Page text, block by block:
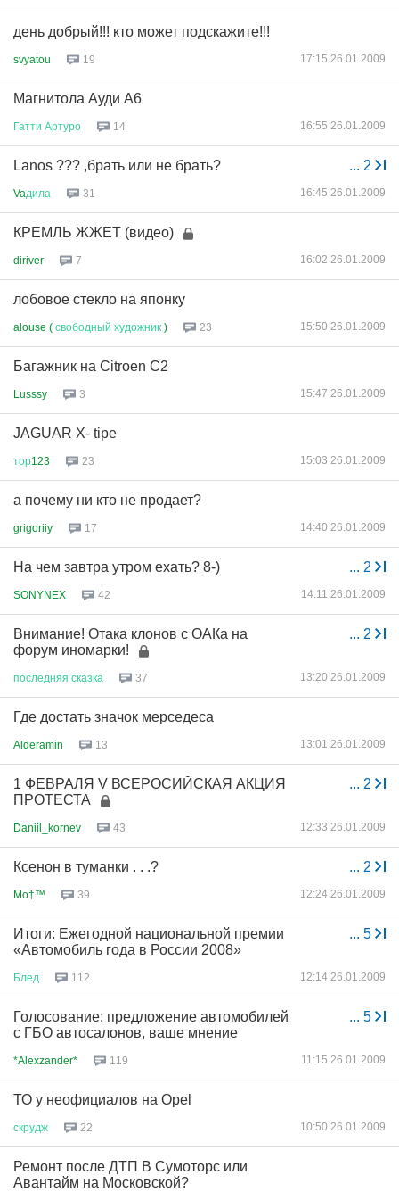
день добрый!!! кто может подскажите!!!
svyatou 19 17:15 26.01.2009
Магнитола Ауди А6
Гатти Артуро 14 16:55 26.01.2009
... 2
Lanos ??? ,брать или не брать?
Vaдила 31 16:45 26.01.2009
КРЕМЛЬ ЖЖЕТ (видео)
diriver 7 16:02 26.01.2009
лобовое стекло на японку
alouse ( свободный художник ) 23 15:50 26.01.2009
Багажник на Citroen C2
Lusssy 3 15:47 26.01.2009
JAGUAR X- tipe
тор123 23 15:03 26.01.2009
а почему ни кто не продает?
grigoriiy 17 14:40 26.01.2009
... 2
На чем завтра утром ехать? 8-)
SONYNEX 42 14:11 26.01.2009
... 2
Внимание! Отака клонов с ОАКа на
форум иномарки!
последняя сказка 37 13:20 26.01.2009
Где достать значок мерседеса
Alderamin 13 13:01 26.01.2009
... 2
1 ФЕВРАЛЯ V ВСЕРОСИЙСКАЯ АКЦИЯ
ПРОТЕСТА
Daniil_kornev 43 12:33 26.01.2009
... 2
Ксенон в туманки . . .?
Mo†™ 39 12:24 26.01.2009
... 5
Итоги: Ежегодной национальной премии
«Автомобиль года в России 2008»
Блед 112 12:14 26.01.2009
... 5
Голосование: предложение автомобилей
с ГБО автосалонов, ваше мнение
*Alexzander* 119 11:15 26.01.2009
ТО у неофициалов на Opel
скрудж 22 10:50 26.01.2009
Ремонт после ДТП В Сумоторс или
Авантайм на Московской?